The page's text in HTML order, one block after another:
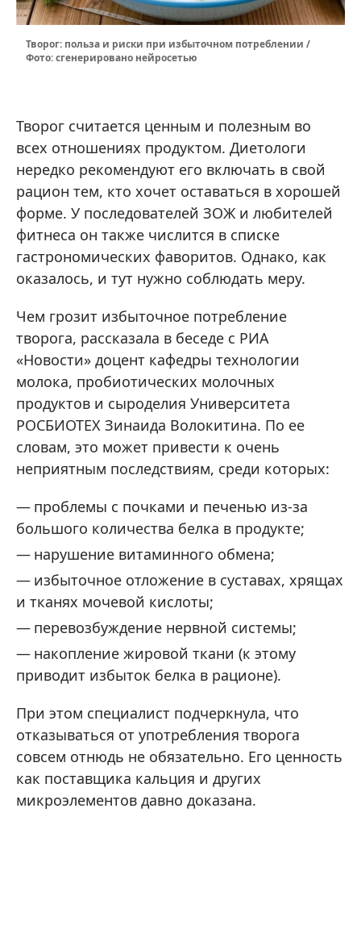
Творог: польза и риски при избыточном потреблении /
Фото: сгенерировано нейросетью
Творог считается ценным и полезным во
всех отношениях продуктом. Диетологи
нередко рекомендуют его включать в свой
рацион тем, кто хочет оставаться в хорошей
форме. У последователей ЗОЖ и любителей
фитнеса он также числится в списке
гастрономических фаворитов. Однако, как
оказалось, и тут нужно соблюдать меру.
Чем грозит избыточное потребление
творога, рассказала в беседе с РИА
«Новости» доцент кафедры технологии
молока, пробиотических молочных
продуктов и сыроделия Университета
РОСБИОТЕХ Зинаида Волокитина. По ее
словам, это может привести к очень
неприятным последствиям, среди которых:
проблемы с почками и печенью из-за
большого количества белка в продукте;
нарушение витаминного обмена;
избыточное отложение в суставах, хрящах
и тканях мочевой кислоты;
перевозбуждение нервной системы;
накопление жировой ткани (к этому
приводит избыток белка в рационе).
При этом специалист подчеркнула, что
отказываться от употребления творога
совсем отнюдь не обязательно. Его ценность
как поставщика кальция и других
микроэлементов давно доказана.